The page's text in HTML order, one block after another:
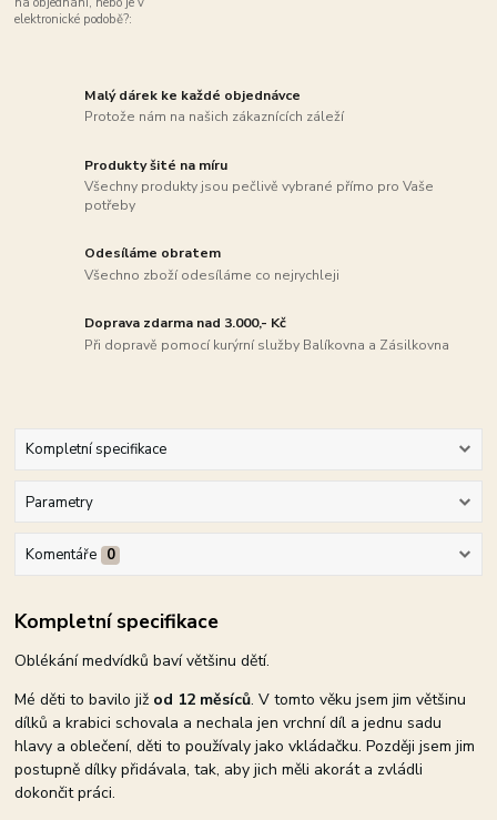
elektronické podobě?:
Malý dárek ke každé objednávce
Protože nám na našich zákaznících záleží
Produkty šité na míru
Všechny produkty jsou pečlivě vybrané přímo pro Vaše
potřeby
Odesíláme obratem
Všechno zboží odesíláme co nejrychleji
Doprava zdarma nad 3.000,- Kč
Při dopravě pomocí kurýrní služby Balíkovna a Zásilkovna
Kompletní specifikace
Parametry
Komentáře 0
Kompletní specifikace
Oblékání medvídků baví většinu dětí.
Mé děti to bavilo již od 12 měsíců. V tomto věku jsem jim většinu
dílků a krabici schovala a nechala jen vrchní díl a jednu sadu
hlavy a oblečení, děti to používaly jako vkládačku. Později jsem jim
postupně dílky přidávala, tak, aby jich měli akorát a zvládli
dokončit práci.